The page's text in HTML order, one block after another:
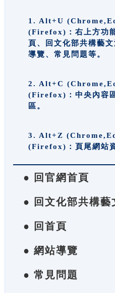
1. Alt+U
(Firefox)：右上方功
頁、回文化部共構藝
導覽、常見問題等。
2. Alt+C
(Firefox)：中央內容
區。
3. Alt+Z
(Firefox)：頁尾網站
● 回官網首頁
● 回文化部共構藝
● 回首頁
● 網站導覽
● 常見問題